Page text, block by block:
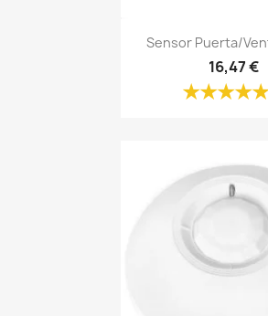
Vista
Sensor Puerta/
16,47 €